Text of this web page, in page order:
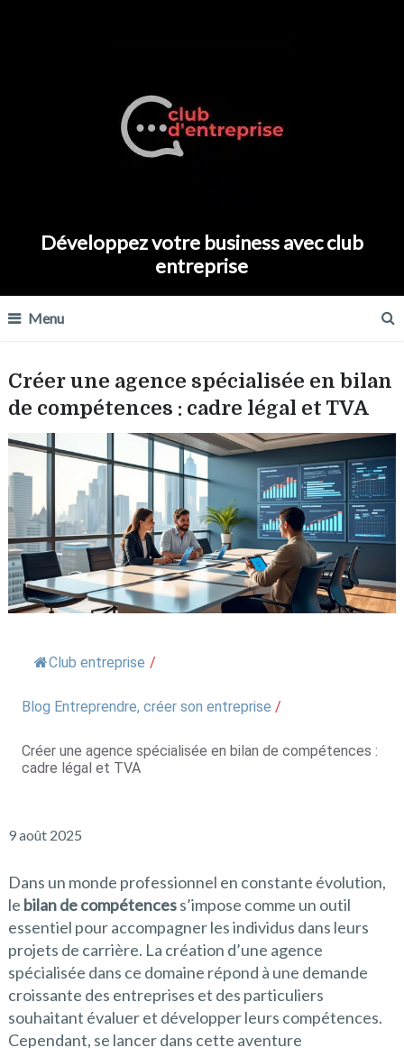
Développez votre business avec club
entreprise
Menu
Créer une agence spécialisée en bilan
de compétences : cadre légal et TVA
Club entreprise /
Blog Entreprendre, créer son entreprise /
Créer une agence spécialisée en bilan de compétences :
cadre légal et TVA
9 août 2025
Dans un monde professionnel en constante évolution,
le bilan de compétencess’impose comme un outil
essentiel pour accompagner les individus dans leurs
projets de carrière. La création d’une agence
spécialisée dans ce domaine répond à une demande
croissante des entreprises et des particuliers
souhaitant évaluer et développer leurs compétences.
Cependant, se lancer dans cette aventure